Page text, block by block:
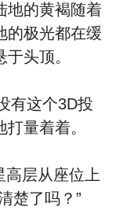
地的黄褐随着
的极光都在缓
头顶。
有这个3D投
量着着。
层从座位上
楚了吗？”